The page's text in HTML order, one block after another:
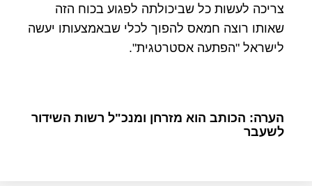
צריכה לעשות כל שביכולתה לפגוע בכוח הזה
שאותו רוצה חמאס להפוך לכלי שבאמצעותו יעשה
לישראל "הפתעה אסטרטגית".
הערה: הכותב הוא מזרחן ומנכ"ל רשות השידור
לשעבר